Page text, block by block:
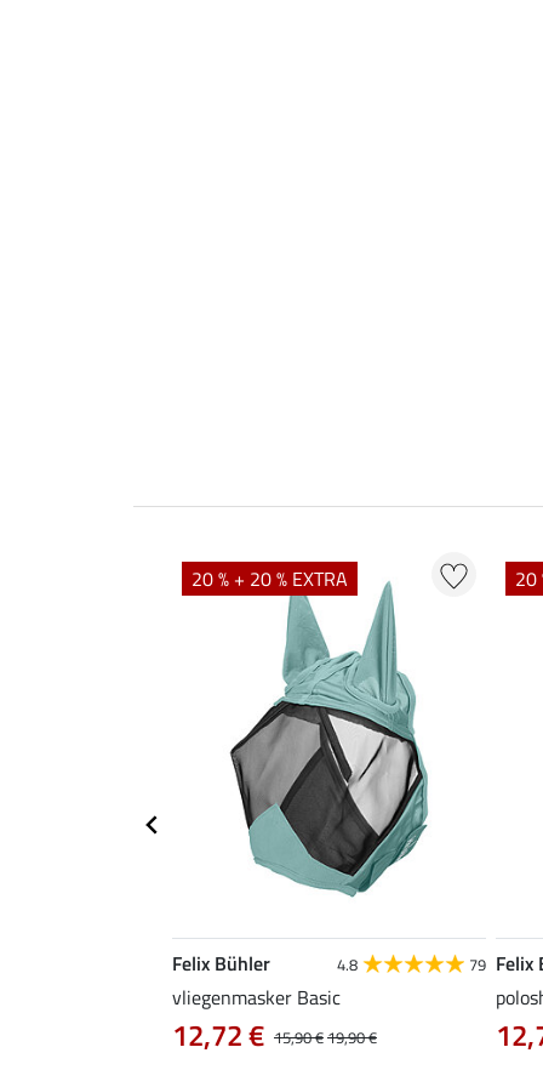
20 % + 20 % EXTRA
Felix Bühler 4.8 79
vliegenmasker Basic
15,90 €19,90 €
12,72 €
20
Felix